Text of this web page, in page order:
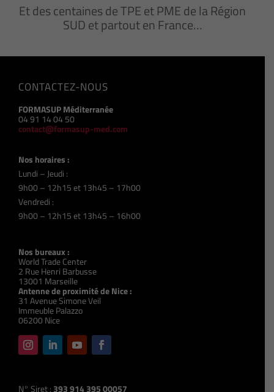
Et des centaines de TPE et PME de la Région
SUD et partout en France…
CONTACTEZ-NOUS
FORMASUP Méditerranée
04 91 14 04 50
contact@formasup-med.com
Nos horaires :
Lundi – Jeudi :
9h00 – 12h15 et 13h45 – 17h00
Vendredi :
9h00 – 12h15 et 13h45 – 16h00
Nos bureaux :
World Trade Center
2 Rue Henri Barbusse
13001 Marseille
Antenne de proximité de Nice :
31 Avenue Simone Veil
Immeuble Palazzo
06200 Nice
N° Siret : 393 914 395 00057